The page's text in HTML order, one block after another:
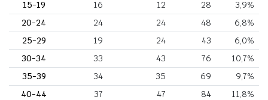
15-19
16 12 28
3,9%
20-24
24 24 48
6,8%
25-29
19 24 43
6,0%
30-34
33 43 76
10,7%
35-39
34 35 69
9,7%
40-44
37 47 84
11,8%